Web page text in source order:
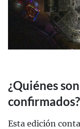
¿Quiénes
confirmados?
Esta edición